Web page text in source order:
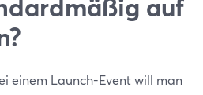
einem Launch-Event will man